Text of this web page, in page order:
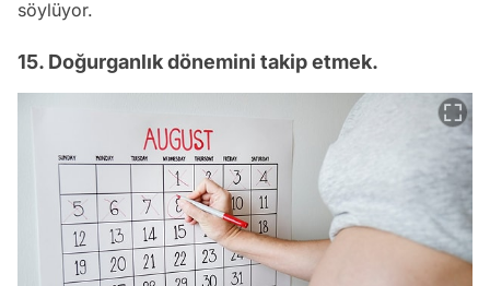
söylüyor.
15. Doğurganlık dönemini takip etmek.